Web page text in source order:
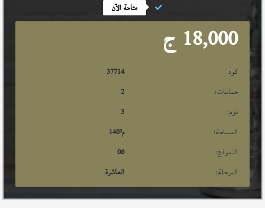
متاحة الآن
18,000 ج
كود
37714
حمامات:
2
نوم:
3
المساحة:
140م²
النموذج:
06
المرحلة:
العاشرة